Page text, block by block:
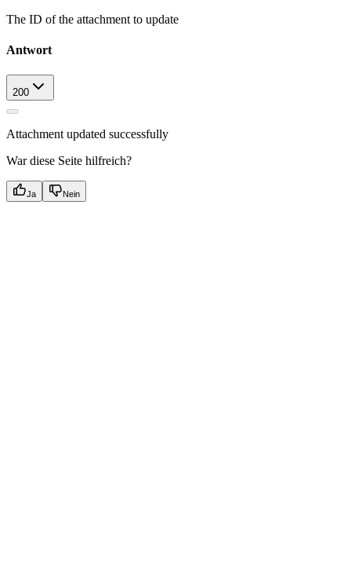
The ID of the attachment to update
Antwort
200
Attachment updated successfully
War diese Seite hilfreich?
Ja Nein